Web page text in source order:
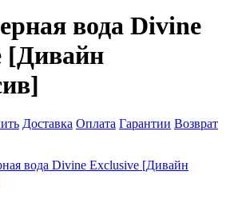
вода Divine
[Дивайн
Доставка Оплата Гарантии Возврат